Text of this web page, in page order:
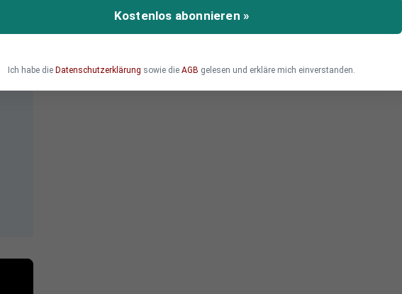
Kostenlos abonnieren »
Ich habe die Datenschutzerklärung sowie die AGB gelesen und erkläre mich einverstanden.